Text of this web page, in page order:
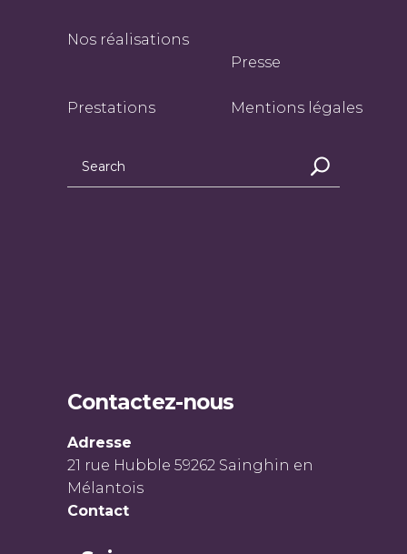
Nos réalisations
Prestations
Presse
Mentions légales
Contactez-nous
Adresse
21 rue Hubble 59262 Sainghin en
Mélantois
Contact